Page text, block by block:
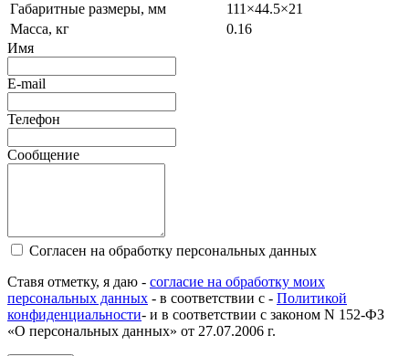
Габаритные размеры, мм
111×44.5×21
Масса, кг
0.16
Имя
E-mail
Телефон
Сообщение
Согласен на обработку персональных данных
Ставя отметку, я даю - согласие на обработку моих
персональных данных - в соответствии с - Политикой
конфиденциальности- и в соответствии с законом N 152-ФЗ
«О персональных данных» от 27.07.2006 г.